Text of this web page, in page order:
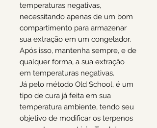
temperaturas negativas,
necessitando apenas de um bom
compartimento para armazenar
sua extração em um congelador.
Após isso, mantenha sempre, e de
qualquer forma, a sua extração
em temperaturas negativas.
Já pelo método Old School, é um
tipo de cura já feita em sua
temperatura ambiente, tendo seu
objetivo de modificar os terpenos